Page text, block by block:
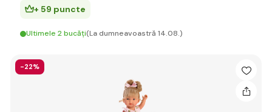
+ 59 puncte
Ultimele 2 bucăți(La dumneavoastră 14.08.)
-22%